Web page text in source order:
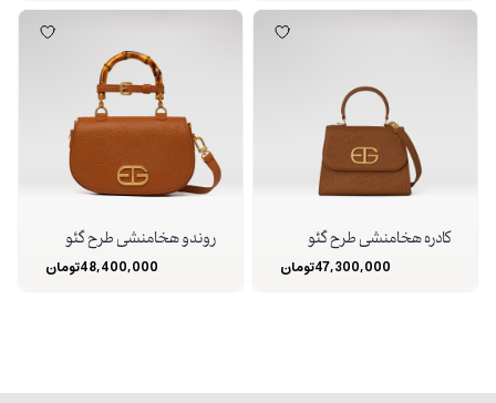
کادره هخامنشی طرح گئو
47,300,000تومان
روندو هخامنشی طرح گئو
48,400,000تومان